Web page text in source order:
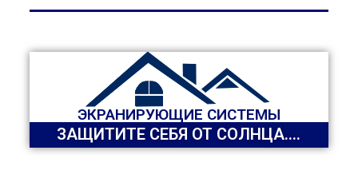
ЭКРАНИРУЮЩИЕ СИСТЕМЫ
ЗАЩИТИТЕ СЕБЯ ОТ СОЛНЦА....